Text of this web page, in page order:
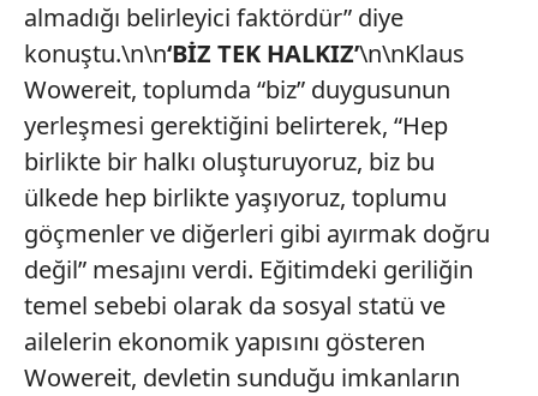
almadığı belirleyici faktördür” diye
konuştu.\n\n‘BİZ TEK HALKIZ’\n\nKlaus
Wowereit, toplumda “biz” duygusunun
yerleşmesi gerektiğini belirterek, “Hep
birlikte bir halkı oluşturuyoruz, biz bu
ülkede hep birlikte yaşıyoruz, toplumu
göçmenler ve diğerleri gibi ayırmak doğru
değil” mesajını verdi. Eğitimdeki geriliğin
temel sebebi olarak da sosyal statü ve
ailelerin ekonomik yapısını gösteren
Wowereit, devletin sunduğu imkanların